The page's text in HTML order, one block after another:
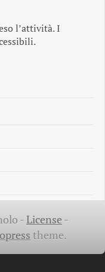
l’attività. I
-License -
theme.